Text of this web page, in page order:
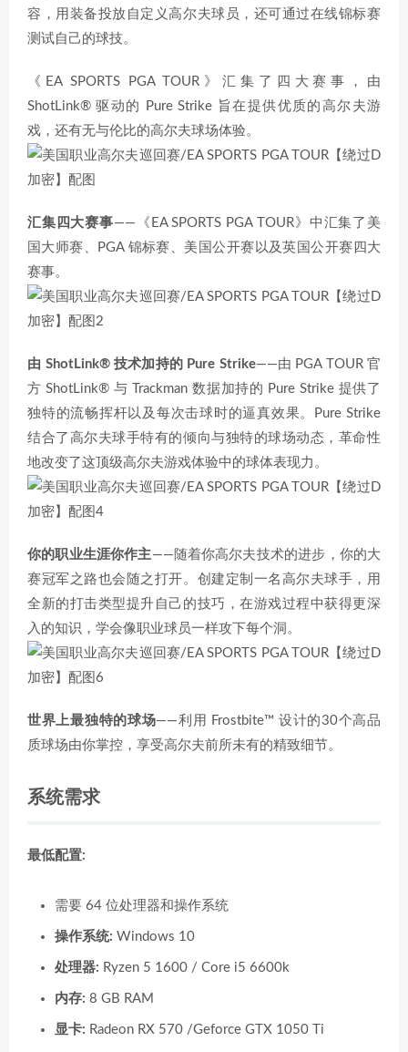
容，用装备投放自定义高尔夫球员，还可通过在线锦标赛
测试自己的球技。
《EA SPORTS PGA TOUR》汇集了四大赛事，由
ShotLink® 驱动的 Pure Strike 旨在提供优质的高尔夫游
戏，还有无与伦比的高尔夫球场体验。
汇集四大赛事——《EA SPORTS PGA TOUR》中汇集了美
国大师赛、PGA 锦标赛、美国公开赛以及英国公开赛四大
赛事。
由 ShotLink® 技术加持的 Pure Strike——由 PGA TOUR 官
方 ShotLink® 与 Trackman 数据加持的 Pure Strike 提供了
独特的流畅挥杆以及每次击球时的逼真效果。Pure Strike
结合了高尔夫球手特有的倾向与独特的球场动态，革命性
地改变了这顶级高尔夫游戏体验中的球体表现力。
你的职业生涯你作主——随着你高尔夫技术的进步，你的大
赛冠军之路也会随之打开。创建定制一名高尔夫球手，用
全新的打击类型提升自己的技巧，在游戏过程中获得更深
入的知识，学会像职业球员一样攻下每个洞。
世界上最独特的球场——利用 Frostbite™ 设计的30个高品
质球场由你掌控，享受高尔夫前所未有的精致细节。
系统需求
最低配置:
需要 64 位处理器和操作系统
操作系统: Windows 10
处理器: Ryzen 5 1600 / Core i5 6600k
内存: 8 GB RAM
显卡: Radeon RX 570 /Geforce GTX 1050 Ti